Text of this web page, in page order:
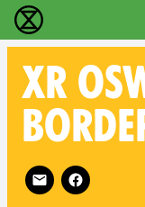
Extinction
XR
Follow XR